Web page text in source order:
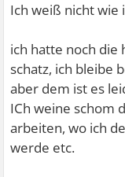
Ich weiß nicht wie
ich hatte noch die
schatz, ich bleibe
aber dem ist es
ICh weine schom
arbeiten, wo ich
werde etc.